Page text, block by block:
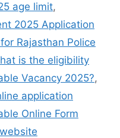
age limit,
2025 Application
Rajasthan Police
is the eligibility
Vacancy 2025?,
application
Online Form